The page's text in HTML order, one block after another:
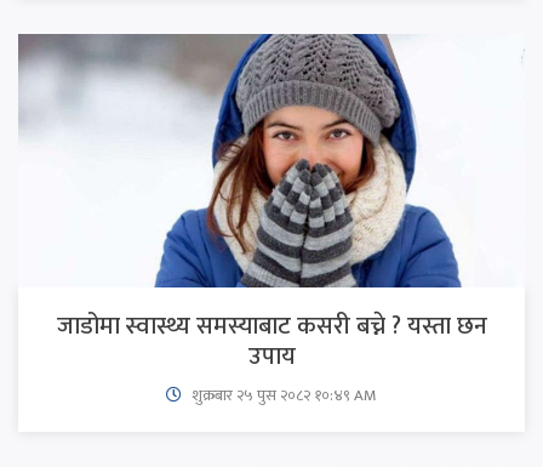
जाडोमा स्वास्थ्य समस्याबाट कसरी बच्ने ? यस्ता छन
उपाय
शुक्रबार​ २५ पुस २०८२ १०:४९ AM